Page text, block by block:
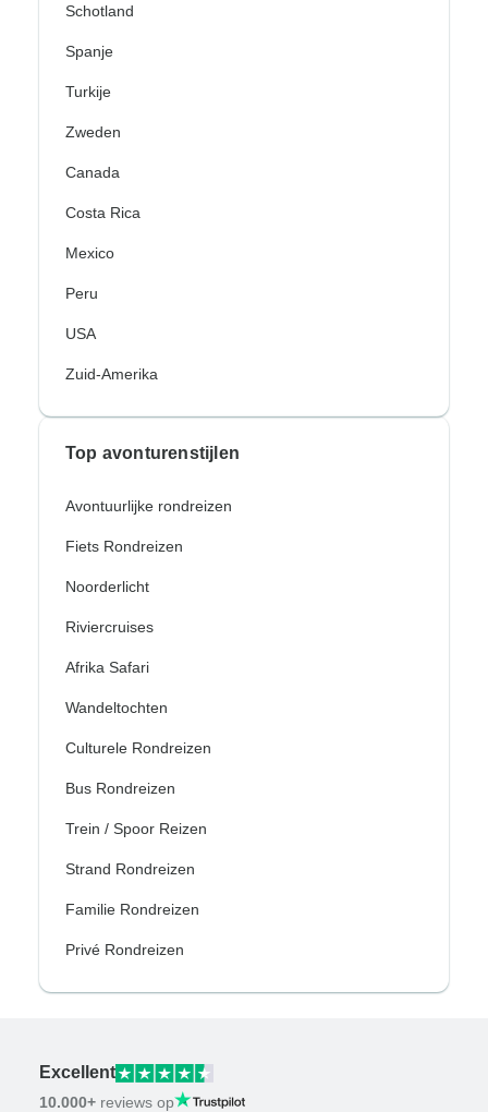
Schotland
Spanje
Turkije
Zweden
Canada
Costa Rica
Mexico
Peru
USA
Zuid-Amerika
Top avonturenstijlen
Avontuurlijke rondreizen
Fiets Rondreizen
Noorderlicht
Riviercruises
Afrika Safari
Wandeltochten
Culturele Rondreizen
Bus Rondreizen
Trein / Spoor Reizen
Strand Rondreizen
Familie Rondreizen
Privé Rondreizen
Excellent
10.000+ reviews op